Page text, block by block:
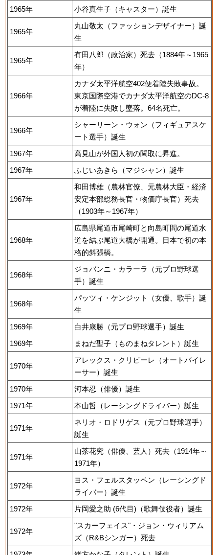
1965年 小谷真生子（キャスター）誕生
1965年
丸山敬太（ファッションデザイナー）誕
生
1965年
有田八郎（政治家）死去（1884年～1965
年）
1966年
カナダ太平洋航空402便着陸失敗事故。
東京国際空港でカナダ太平洋航空のDC-8
が着陸に失敗し墜落。64名死亡。
1966年
シャーリーン・ウォン（フィギュアスケ
ート選手）誕生
1967年
高見山が外国人初の関取に昇進。
1967年
ふじいあきら（マジシャン）誕生
1967年
和田博雄（農林官僚、元農林大臣・経済
安定本部総務長官・物価庁長官）死去
（1903年～1967年）
1968年
広島県尾道市尾崎町と向島町間の尾道水
道を結ぶ尾道大橋が開通。日本で初の本
格的斜張橋。
1968年
ジョバンニ・カラーラ（元プロ野球選
手）誕生
1968年
パッツィ・ケンジット（女優、歌手）誕
生
1969年
白井康勝（元プロ野球選手）誕生
1969年
まねだ聖子（ものまねタレント）誕生
1970年
アレックス・クリビーレ（オートバイレ
ーサー）誕生
1970年
河本忍（俳優）誕生
1971年
本山哲（レーシングドライバー）誕生
1971年
ネリオ・ロドリゲス（元プロ野球選手）
誕生
1971年
山茶花究（俳優、芸人）死去（1914年～
1971年）
1972年
ヨス・フェルスタッペン（レーシングド
ライバー）誕生
1972年
片岡愛之助 (6代目)（歌舞伎役者）誕生
1972年
"スカーフェイス"・ジョン・ウィリアム
ズ（R&Bシンガー）死去